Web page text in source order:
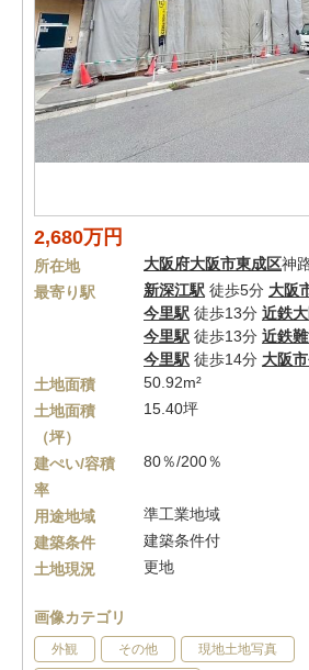
2,680万円
所在地 大阪府大阪市東成区神
最寄り駅
新深江駅 徒歩5分 大阪
今里駅 徒歩13分 近鉄
今里駅 徒歩13分 近鉄
今里駅 徒歩14分 大阪
土地面積
50.92m²
土地面積
（坪）
15.40坪
建ぺい/容積
率
80％/200％
用途地域
準工業地域
建築条件
建築条件付
土地現況
更地
画像カテゴリ
外観 その他 現地土地写真